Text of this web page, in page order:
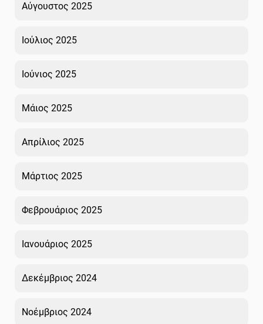
Αύγουστος 2025
Ιούλιος 2025
Ιούνιος 2025
Μάιος 2025
Απρίλιος 2025
Μάρτιος 2025
Φεβρουάριος 2025
Ιανουάριος 2025
Δεκέμβριος 2024
Νοέμβριος 2024